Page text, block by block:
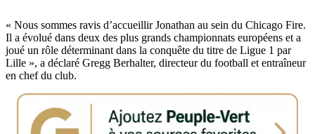
« Nous sommes ravis d’accueillir Jonathan au sein du Chicago Fire.
Il a évolué dans deux des plus grands championnats européens et a
joué un rôle déterminant dans la conquête du titre de Ligue 1 par
Lille », a déclaré Gregg Berhalter, directeur du football et entraîneur
en chef du club.